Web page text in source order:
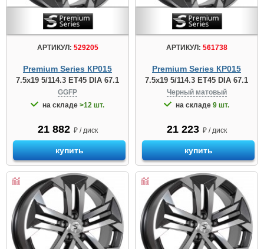
АРТИКУЛ: 529205
Premium Series КР015
7.5x19 5/114.3 ET45 DIA 67.1
GGFP
на складе >12 шт.
21 882 ₽ / диск
купить
АРТИКУЛ: 561738
Premium Series КР015
7.5x19 5/114.3 ET45 DIA 67.1
Черный матовый
на складе 9 шт.
21 223 ₽ / диск
купить